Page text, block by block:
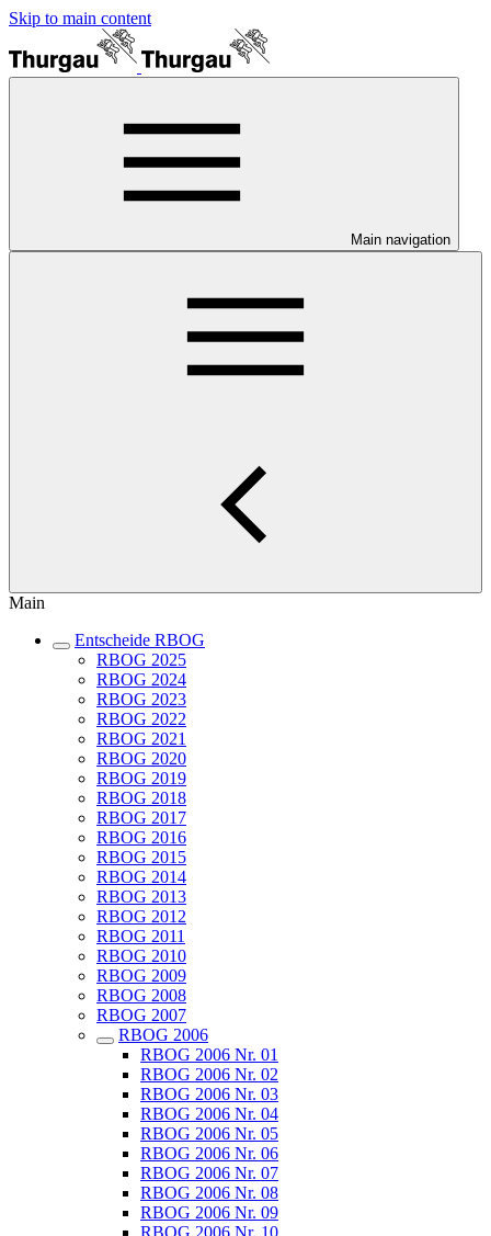
Skip to main content
Main navigation
Main
Entscheide RBOG
RBOG 2025
RBOG 2024
RBOG 2023
RBOG 2022
RBOG 2021
RBOG 2020
RBOG 2019
RBOG 2018
RBOG 2017
RBOG 2016
RBOG 2015
RBOG 2014
RBOG 2013
RBOG 2012
RBOG 2011
RBOG 2010
RBOG 2009
RBOG 2008
RBOG 2007
RBOG 2006
RBOG 2006 Nr. 01
RBOG 2006 Nr. 02
RBOG 2006 Nr. 03
RBOG 2006 Nr. 04
RBOG 2006 Nr. 05
RBOG 2006 Nr. 06
RBOG 2006 Nr. 07
RBOG 2006 Nr. 08
RBOG 2006 Nr. 09
RBOG 2006 Nr. 10